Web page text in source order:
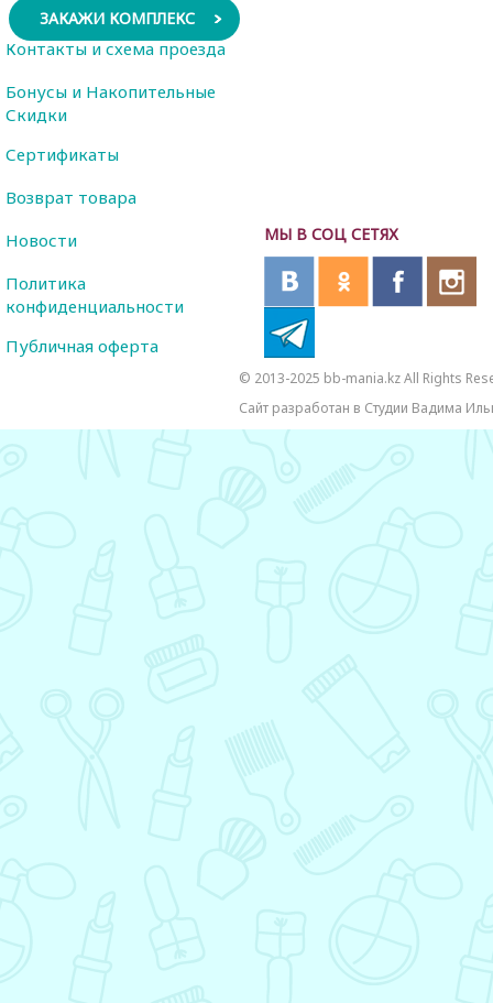
ЗАКАЖИ КОМПЛЕКС
МЫ В СОЦ СЕТЯХ
Контакты и схема проезда
Бонусы и Накопительные
Скидки
Сертификаты
Возврат товара
Новости
Политика
конфиденциальности
Публичная оферта
© 2013-2025 bb-mania.kz All Rights
Сайт разработан в Студии Вадима